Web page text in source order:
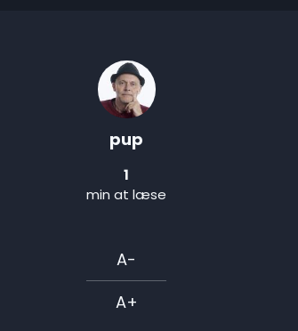
pup
1
min at læse
A-
A+